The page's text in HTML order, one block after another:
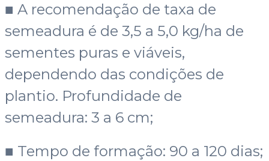
■ A recomendação de taxa de
semeadura é de 3,5 a 5,0 kg/ha de
sementes puras e viáveis,
dependendo das condições de
plantio. Profundidade de
semeadura: 3 a 6 cm;
■ Tempo de formação: 90 a 120 dias;